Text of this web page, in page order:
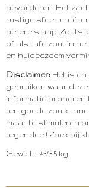
bevorderen. Het
rustige sfeer
betere slaap.
of als tafelzout in
en huideczeem
Disclaimer: Het is
gebruiken waar
informatie proberen
ten goede zou
maar te stimuleren
tegendeel! Zoek bij
Gewicht ±3/3.5 kg